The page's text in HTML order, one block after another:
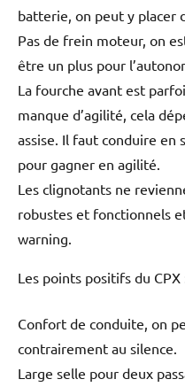
batterie, on peut y placer
Pas de frein moteur, on
être un plus pour
La fourche avant est
manque d’agilité, cela
assise. Il faut conduire en
pour gagner en agilité.
Les clignotants ne
robustes et fonctionnels
warning.
Les points positifs du CPX
Confort de conduite, on
contrairement au silence.
Large selle pour deux